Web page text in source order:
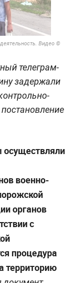
Видео ©
телеграм-
задержали
военно-
органов
с
процедура
территорию